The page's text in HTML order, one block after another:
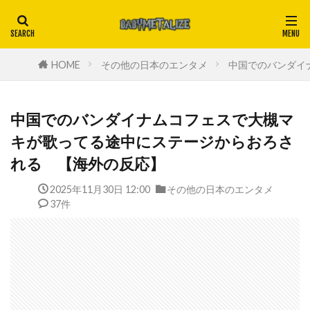
HOME その他の日本のエンタメ 中国でのバンダ
中国でのバンダイナムコフェスで大槻マ
キが歌ってる途中にステージからおろさ
れる 【海外の反応】
2025年11月30日 12:00
その他の日本のエンタメ
37件